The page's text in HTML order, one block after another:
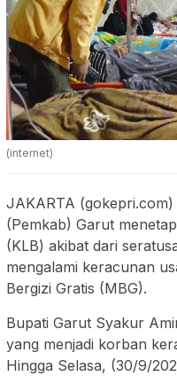
(internet)
JAKARTA
(Pemkab) Garut
(KLB) akibat dari
mengalami keracunan
Bergizi Gratis (MBG).
Bupati Garut Syakur
yang menjadi korban
Hingga Selasa, (30/9/